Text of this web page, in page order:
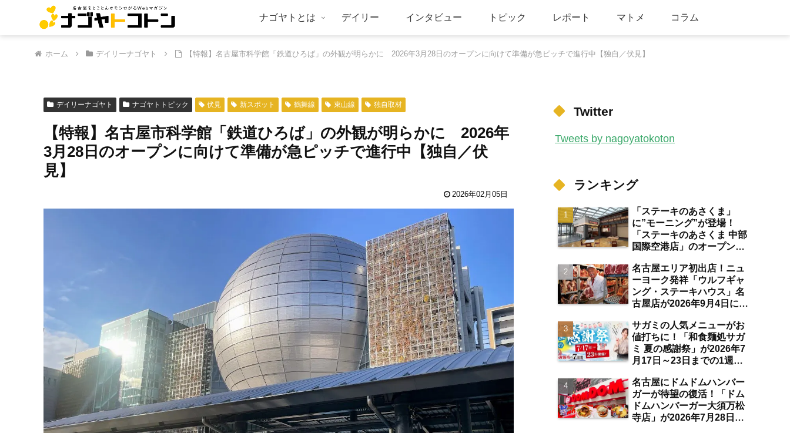
ナゴヤトとは デイリー インタビュー トピック レポート マトメ コラム
ホーム デイリーナゴヤト 【特報】名古屋市科学館「鉄道ひろば」の外観が明らかに 2026年3月28日のオープンに向けて準備が急ピッチで進行中【独自／伏見】
デイリーナゴヤト ナゴヤトトピック 伏見 新スポット 鶴舞線 東山線 独自取材
【特報】名古屋市科学館「鉄道ひろば」の外観が明らかに 2026年
3月28日のオープンに向けて準備が急ピッチで進行中【独自／伏
見】
2026年02月05日
Twitter
Tweets by nagoyatokoton
ランキング
「ステーキのあさくま」
に”モーニング”が登場！
「ステーキのあさくま 中部
国際空港店」のオープン日
空港店舗ならではの注目サ
ービスは？【中部国際空
港】
名古屋エリア初出店！ニュ
ーヨーク発祥「ウルフギャ
ング・ステーキハウス」名
古屋店が2026年9月4日に
にオープン【伏見】
サガミの人気メニューがお
値打ちに！「和食麺処サガ
ミ 夏の感謝祭」が2026年7
月17日～23日までの1週間
券のプレゼントも【名古屋
発】
名古屋にドムドムハンバー
ガーが待望の復活！「ドム
ドムハンバーガー大須万松
寺店」が2026年7月28日に